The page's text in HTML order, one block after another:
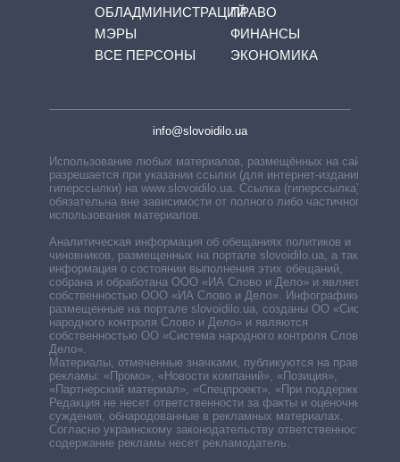
ОБЛАДМИНИСТРАЦИЙ
МЭРЫ
ВСЕ ПЕРСОНЫ
ПРАВО
ФИНАНСЫ
ЭКОНОМИКА
info@slovoidilo.ua
Использование любых материалов, размещённых на сайте,
разрешается при указании ссылки (для интернет-изданий —
гиперссылки) на www.slovoidilo.ua. Ссылка (гиперссылка)
обязательна вне зависимости от полного либо частичного
использования материалов.
Аналитическая информация об обещаниях политиков и
чиновников, размещенных на портале slovoidilo.ua, а также
информация о состоянии выполнения этих обещаний,
собрана и обработана ООО «ИА Слово и Дело» и является
собственностью ООО «ИА Слово и Дело». Инфографики,
размещенные на портале slovoidilo.ua, созданы ОО «Система
народного контроля Слово и Дело» и являются
собственностью ОО «Система народного контроля Слово и
Дело».
Материалы, отмеченные значками, публикуются на правах
рекламы: «Промо», «Новости компаний», «Позиция»,
«Партнерский материал», «Спецпроект», «При поддержке».
Редакция не несет ответственности за факты и оценочные
суждения, обнародованные в рекламных материалах.
Согласно украинскому законодательству ответственность за
содержание рекламы несет рекламодатель.